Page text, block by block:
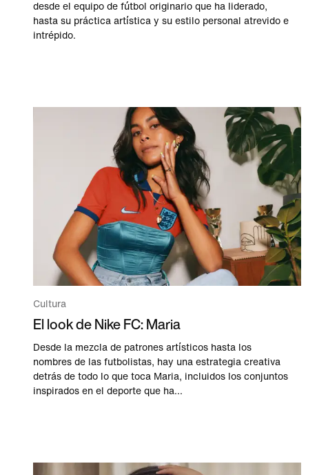
desde el equipo de fútbol originario que ha liderado,
hasta su práctica artística y su estilo personal atrevido e
intrépido.
Cultura
El look de Nike FC: Maria
Desde la mezcla de patrones artísticos hasta los
nombres de las futbolistas, hay una estrategia creativa
detrás de todo lo que toca Maria, incluidos los conjuntos
inspirados en el deporte que ha...